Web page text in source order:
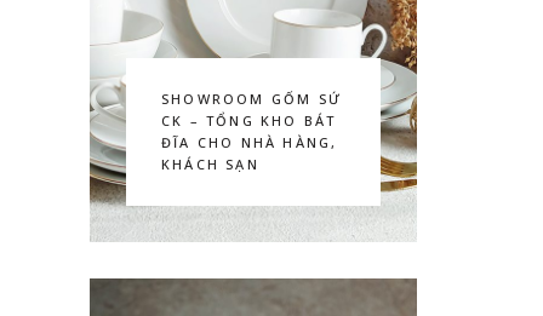
SHOWROOM GỐM SỨ
CK – TỔNG KHO BÁT
ĐĨA CHO NHÀ HÀNG,
KHÁCH SẠN